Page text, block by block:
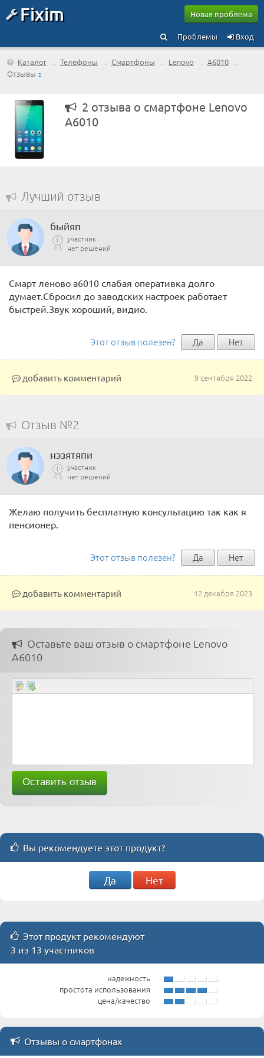
Fixim Новая проблема
Вход
Проблемы
Каталог → Телефоны → Смартфоны → Lenovo → A6010 →
Отзывы 2
2 отзыва о смартфоне Lenovo
A6010
Лучший отзыв
быйяп
участник
нет решений
Смарт леново а6010 слабая оперативка долго
думает.Сбросил до заводских настроек работает
быстрей.Звук хороший, видио.
Этот отзыв полезен? Да Нет
9 сентября 2022
добавить комментарий
Отзыв №2
нэзятяпи
участник
нет решений
Желаю получить бесплатную консультацию так как я
пенсионер.
Этот отзыв полезен? Да Нет
12 декабря 2023
добавить комментарий
Оставьте ваш отзыв о смартфоне Lenovo
A6010
Вы рекомендуете этот продукт?
Да Нет
Этот продукт рекомендуют
3 из 13 участников
надежность
простота использования
цена/качество
Отзывы о смартфонах